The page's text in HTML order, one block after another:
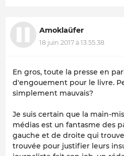
Amoklaüfer
18 juin 2017 à 13:55:38
En gros, toute la presse en
d'engouement pour le livre.
simplement mauvais?
Je suis certain que la main-
médias est un fantasme des
gauche et de droite qui
trouvée pour justifier leurs